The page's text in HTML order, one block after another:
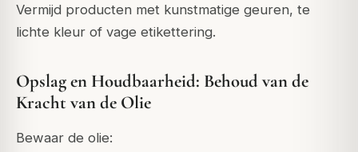
Vermijd producten met kunstmatige geuren, te
lichte kleur of vage etikettering.
Opslag en Houdbaarheid: Behoud van de
Kracht van de Olie
Bewaar de olie: